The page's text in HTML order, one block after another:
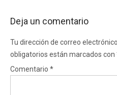
Deja un comentario
Tu dirección de correo
obligatorios están marcados con
Comentario *